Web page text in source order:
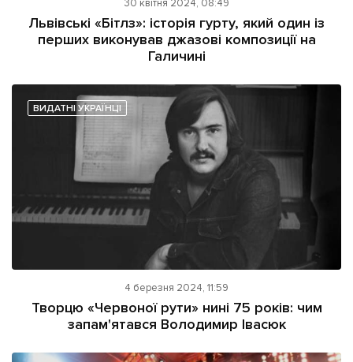
30 квітня 2024, 08:49
Львівські «Бітлз»: історія гурту, який один із
перших виконував джазові композиції на
Галичині
ВИДАТНІ УКРАЇНЦІ
4 березня 2024, 11:59
Творцю «Червоної рути» нині 75 років: чим
запам'ятався Володимир Івасюк